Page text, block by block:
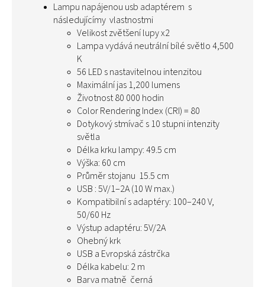
Lampu napájenou usb adaptérem s
následujícímy vlastnostmi
Velikost zvětšení lupy x2
Lampa vydává neutrální bílé světlo 4,500
K
56 LED s nastavitelnou intenzitou
Maximální jas 1,200 lumens
Životnost 80 000 hodin
Color Rendering Index (CRI) = 80
Dotykový stmívač s 10 stupni intenzity
světla
Délka krku lampy: 49.5 cm
Výška: 60 cm
Průměr stojanu 15.5 cm
USB : 5V/1–2A (10 W max.)
Kompatibilní s adaptéry: 100–240 V,
50/60 Hz
Výstup adaptéru: 5V/2A
Ohebný krk
USB a Evropská zástrčka
Délka kabelu: 2 m
Barva matně černá